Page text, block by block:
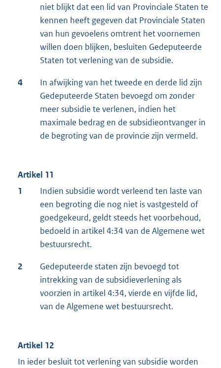
niet blijkt dat een lid van Provinciale Staten te
kennen heeft gegeven dat Provinciale Staten
van hun gevoelens omtrent het voornemen
willen doen blijken, besluiten Gedeputeerde
Staten tot verlening van de subsidie.
4
In afwijking van het tweede en derde lid zijn
Gedeputeerde Staten bevoegd om zonder
meer subsidie te verlenen, indien het
maximale bedrag en de subsidieontvanger in
de begroting van de provincie zijn vermeld.
Artikel 11
1
Indien subsidie wordt verleend ten laste van
een begroting die nog niet is vastgesteld of
goedgekeurd, geldt steeds het voorbehoud,
bedoeld in artikel 4:34 van de Algemene wet
bestuursrecht.
2
Gedeputeerde staten zijn bevoegd tot
intrekking van de subsidieverlening als
voorzien in artikel 4:34, vierde en vijfde lid,
van de Algemene wet bestuursrecht.
Artikel 12
In ieder besluit tot verlening van subsidie worden